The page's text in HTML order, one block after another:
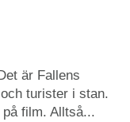
är Fallens
turister i stan.
film. Alltså...